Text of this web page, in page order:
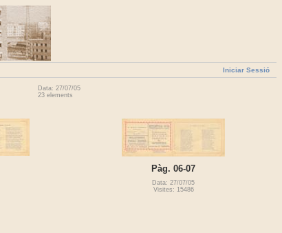
Iniciar Sessió
Data: 27/07/05
23 elements
Pàg. 06-07
Data: 27/07/05
Visites: 15486